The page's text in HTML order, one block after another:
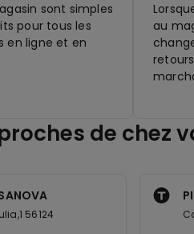
sont simples
pour tous les
en ligne et en
au
de chez
56124